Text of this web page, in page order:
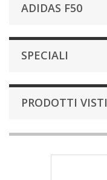
ADIDAS F50
SPECIALI
PRODOTTI VISTI